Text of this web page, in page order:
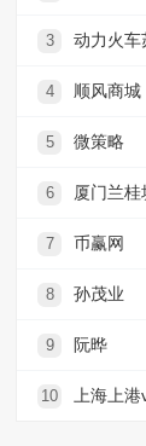
3 动力火车
4 顺风商城
5 微策略
6 厦门兰
7 币赢网
8 孙茂业
9 阮晔
10 上海上